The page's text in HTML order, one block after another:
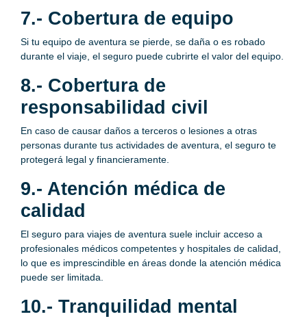
7.- Cobertura de equipo
Si tu equipo de aventura se pierde, se daña o es robado
durante el viaje, el seguro puede cubrirte el valor del equipo.
8.- Cobertura de
responsabilidad civil
En caso de causar daños a terceros o lesiones a otras
personas durante tus actividades de aventura, el seguro te
protegerá legal y financieramente.
9.- Atención médica de
calidad
El seguro para viajes de aventura suele incluir acceso a
profesionales médicos competentes y hospitales de calidad,
lo que es imprescindible en áreas donde la atención médica
puede ser limitada.
10.- Tranquilidad mental